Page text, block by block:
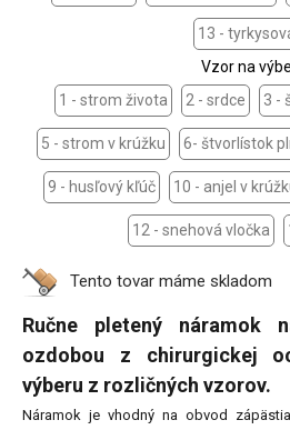
13 -
Vzor na
1 - strom života
2 - srdce 3 -
5 - strom v krúžku 6- štvorlístok
9 - husľový kľúč 10 - anjel v
12 - snehová vločka
Tento tovar máme skladom
Ručne pletený náramok
ozdobou z chirurgickej
výberu z rozličných vzorov.
Náramok je vhodný na obvod